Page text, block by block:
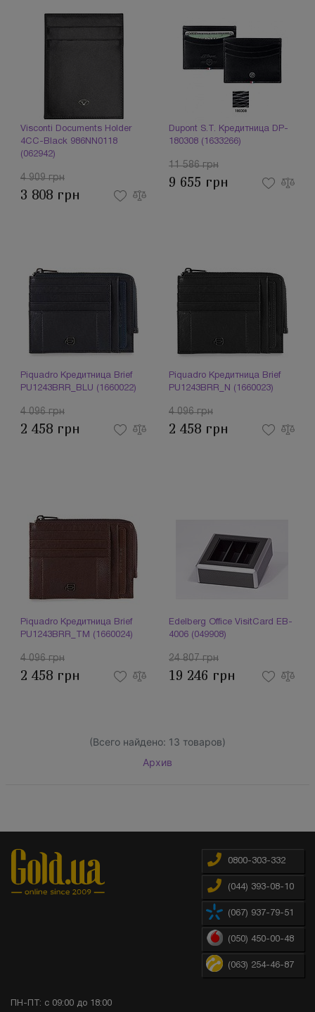
Visconti Documents Holder
4CC-Black 986NN0118
(062942)
4 909 грн
3 808 грн
Dupont S.T. Кредитница DP-
180308 (1633266)
11 586 грн
9 655 грн
Piquadro Кредитница Brief
PU1243BRR_BLU (1660022)
4 096 грн
2 458 грн
Piquadro Кредитница Brief
PU1243BRR_N (1660023)
4 096 грн
2 458 грн
Piquadro Кредитница Brief
PU1243BRR_TM (1660024)
4 096 грн
2 458 грн
Edelberg Office VisitCard EB-
4006 (049908)
24 807 грн
19 246 грн
(Всего найдено: 13 товаров)
Архив
0800-303-332
(044) 393-08-10
(067) 937-79-51
(050) 450-00-48
(063) 254-46-87
ПН-ПТ: с 09:00 до 18:00